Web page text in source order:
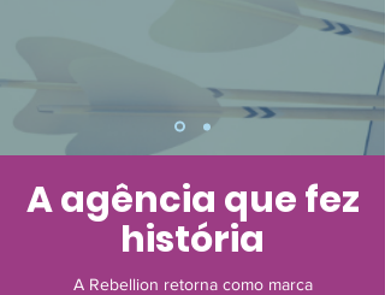
A agência que fez
história
A Rebellion retorna como marca